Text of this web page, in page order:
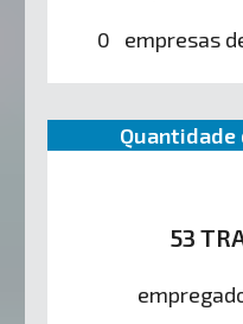
0 empresas
53